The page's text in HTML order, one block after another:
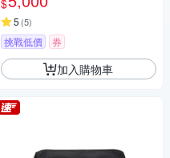
$
5 (5)
挑戰低價 券
加入購物車